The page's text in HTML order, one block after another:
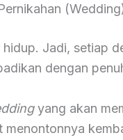
Jadi, setiap
dengan
yang akan
menontonnya